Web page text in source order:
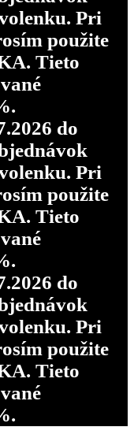
Pri
použite
Tieto
do
Pri
použite
Tieto
do
Pri
použite
Tieto